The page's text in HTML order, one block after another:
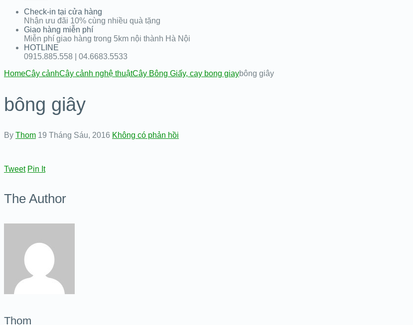
Check-in tại cửa hàng
Nhận ưu đãi 10% cùng nhiều quà tặng
Giao hàng miễn phí
Miễn phí giao hàng trong 5km nội thành Hà Nội
HOTLINE
0915.885.558 | 04.6683.5533
HomeCây cảnhCây cảnh nghệ thuậtCây Bông Giấy, cay bong giaybông giây
bông giây
By Thom 19 Tháng Sáu, 2016 Không có phản hồi
Tweet Pin It
The Author
Thom